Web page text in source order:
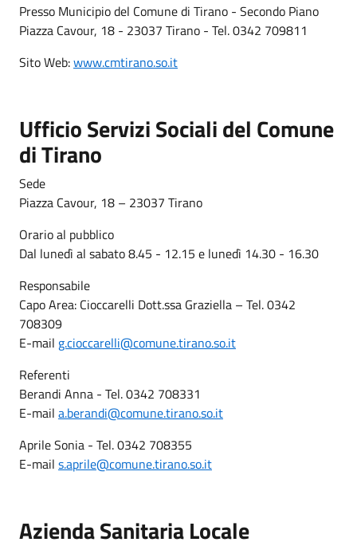
Presso Municipio del Comune di Tirano - Secondo Piano
Piazza Cavour, 18 - 23037 Tirano - Tel. 0342 709811
Sito Web:www.cmtirano.so.it
Ufficio Servizi Sociali del Comune
di Tirano
Sede
Piazza Cavour, 18 – 23037 Tirano
Orario al pubblico
Dal lunedì al sabato 8.45 - 12.15 e lunedì 14.30 - 16.30
Responsabile
Capo Area: Cioccarelli Dott.ssa Graziella – Tel. 0342
708309
E-mail g.cioccarelli@comune.tirano.so.it
Referenti
Berandi Anna - Tel. 0342 708331
E-mail a.berandi@comune.tirano.so.it
Aprile Sonia - Tel. 0342 708355
E-mail s.aprile@comune.tirano.so.it
Azienda Sanitaria Locale